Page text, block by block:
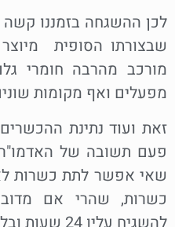
לכן ההשגחה בזמננו
שבצורתו הסופית
מורכב מהרבה חומרי
מפעלים ואף מקומות
זאת ועוד נתינת
פעם תשובה של
שאי אפשר לתת כשרות
כשרות, שהרי אם
להשגיח